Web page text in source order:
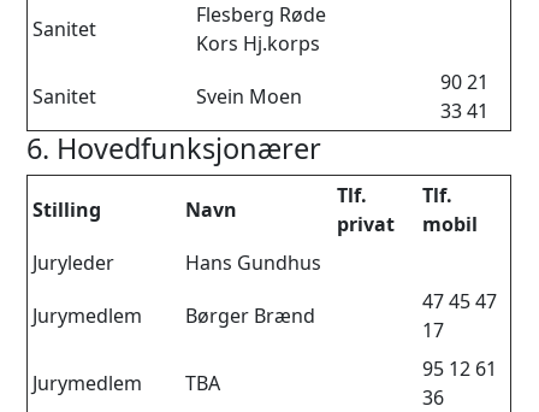
Sanitet
Flesberg Røde
Kors Hj.korps
Sanitet
Svein Moen
90 21
33 41
6. Hovedfunksjonærer
Stilling Navn
Tlf.
privat
Tlf.
mobil
Juryleder
Hans Gundhus
Jurymedlem
Børger Brænd
47 45 47
17
Jurymedlem
TBA
95 12 61
36